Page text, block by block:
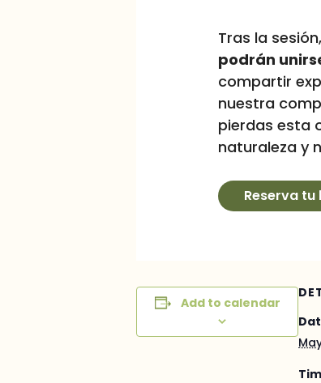
Tras la sesión,
podrán
compartir
nuestra
pierdas esta
naturaleza y
Reserva tu
Add to calendar